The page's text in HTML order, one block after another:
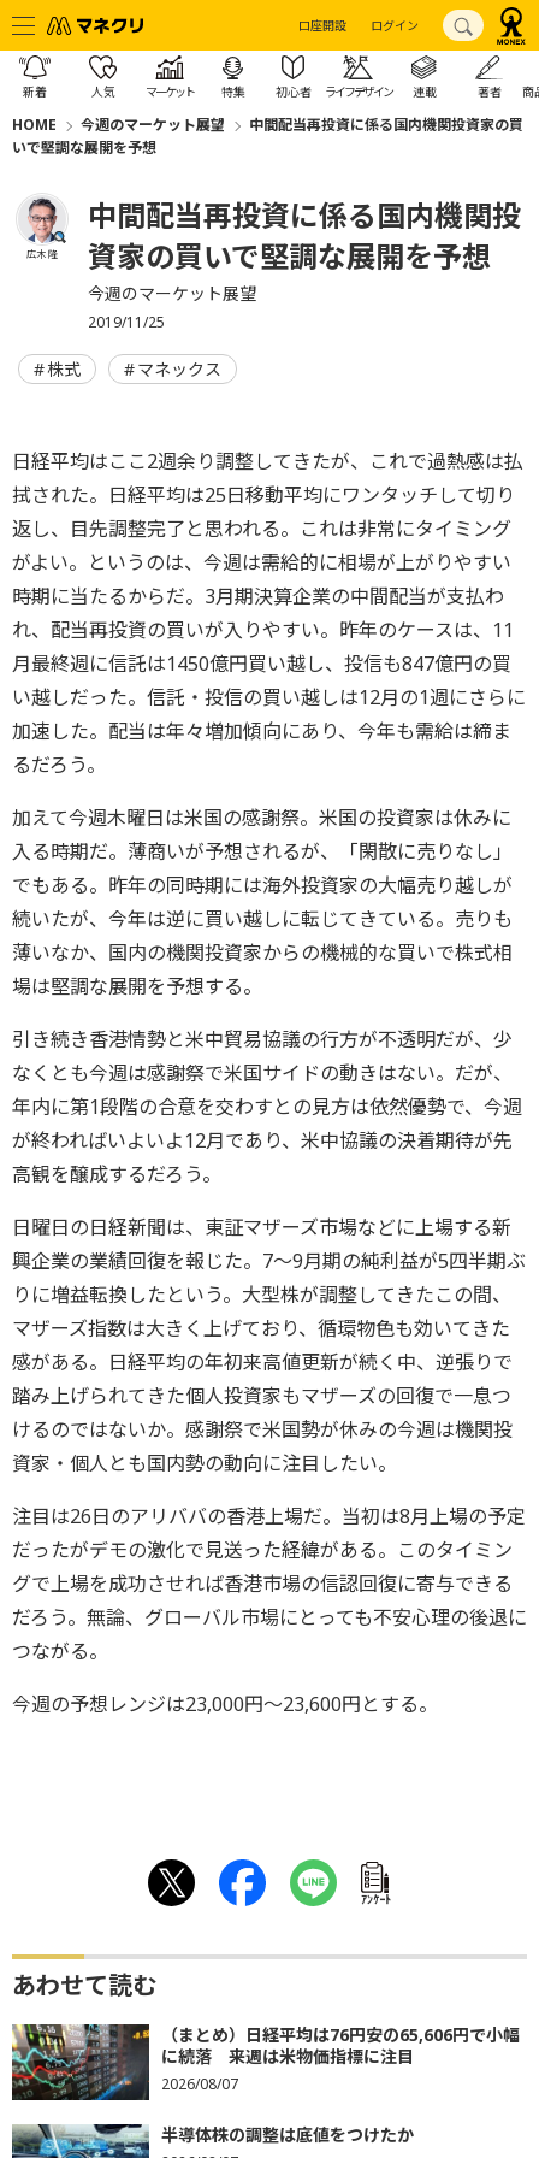
口座開設 ログイン
新着 人気 マーケット 特集 初心者 ライフデザイン 連載 著者 商
HOME 今週のマーケット展望
中間配当再投資に係る国内機関投資家の買
いで堅調な展開を予想
広木 隆
中間配当再投資に係る国内機関投
資家の買いで堅調な展開を予想
今週のマーケット展望
2019/11/25
株式 マネックス
日経平均はここ2週余り調整してきたが、これで過熱感は払
拭された。日経平均は25日移動平均にワンタッチして切り
返し、目先調整完了と思われる。これは非常にタイミング
がよい。というのは、今週は需給的に相場が上がりやすい
時期に当たるからだ。3月期決算企業の中間配当が支払わ
れ、配当再投資の買いが入りやすい。昨年のケースは、11
月最終週に信託は1450億円買い越し、投信も847億円の買
い越しだった。信託・投信の買い越しは12月の1週にさらに
加速した。配当は年々増加傾向にあり、今年も需給は締ま
るだろう。
加えて今週木曜日は米国の感謝祭。米国の投資家は休みに
入る時期だ。薄商いが予想されるが、「閑散に売りなし」
でもある。昨年の同時期には海外投資家の大幅売り越しが
続いたが、今年は逆に買い越しに転じてきている。売りも
薄いなか、国内の機関投資家からの機械的な買いで株式相
場は堅調な展開を予想する。
引き続き香港情勢と米中貿易協議の行方が不透明だが、少
なくとも今週は感謝祭で米国サイドの動きはない。だが、
年内に第1段階の合意を交わすとの見方は依然優勢で、今週
が終わればいよいよ12月であり、米中協議の決着期待が先
高観を醸成するだろう。
日曜日の日経新聞は、東証マザーズ市場などに上場する新
興企業の業績回復を報じた。7～9月期の純利益が5四半期ぶ
りに増益転換したという。大型株が調整してきたこの間、
マザーズ指数は大きく上げており、循環物色も効いてきた
感がある。日経平均の年初来高値更新が続く中、逆張りで
踏み上げられてきた個人投資家もマザーズの回復で一息つ
けるのではないか。感謝祭で米国勢が休みの今週は機関投
資家・個人とも国内勢の動向に注目したい。
注目は26日のアリババの香港上場だ。当初は8月上場の予定
だったがデモの激化で見送った経緯がある。このタイミン
グで上場を成功させれば香港市場の信認回復に寄与できる
だろう。無論、グローバル市場にとっても不安心理の後退に
つながる。
今週の予想レンジは23,000円～23,600円とする。
ｱﾝｹｰﾄ
あわせて読む
（まとめ）日経平均は76円安の65,606円で小幅
に続落 来週は米物価指標に注目
2026/08/07
半導体株の調整は底値をつけたか